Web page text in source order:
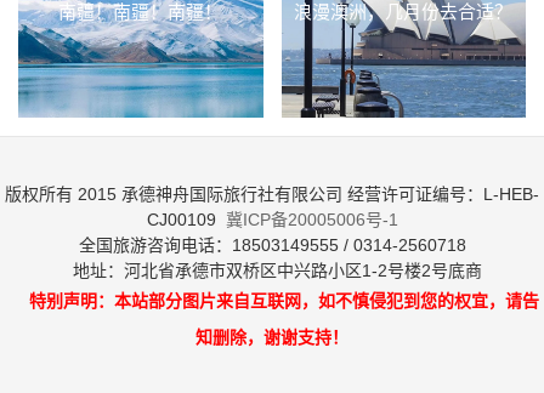
南疆！南疆！南疆！ 浪漫澳洲，几月份去合适？
版权所有 2015 承德神舟国际旅行社有限公司 经营许可证编号：L-HEB-
CJ00109 冀ICP备20005006号-1
全国旅游咨询电话：18503149555 / 0314-2560718
地址：河北省承德市双桥区中兴路小区1-2号楼2号底商
特别声明：本站部分图片来自互联网，如不慎侵犯到您的权宜，请告
知删除，谢谢支持！